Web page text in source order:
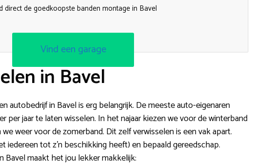
direct de goedkoopste banden montage in Bavel
Vind een garage
in Bavel
autobedrijf in Bavel is erg belangrijk. De meeste auto-eigenaren
per jaar te laten wisselen. In het najaar kiezen we voor de winterband
weer voor de zomerband. Dit zelf verwisselen is een vak apart.
iedereen tot z’n beschikking heeft) en bepaald gereedschap.
Bavel maakt het jou lekker makkelijk: